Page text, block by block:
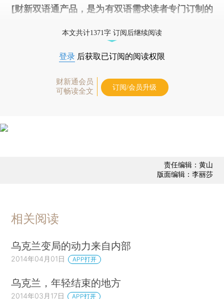
[财新双语通产品，是为有双语需求读者专门订制的
本文共计1371字 订阅后继续阅读
登录 后获取已订阅的阅读权限
财新通会员
可畅读全文
订阅/会员升级
责任编辑：黄山
版面编辑：李丽莎
相关阅读
乌克兰变局的动力来自内部
2014年04月01日 APP打开
乌克兰，年轻结束的地方
2014年03月17日 APP打开